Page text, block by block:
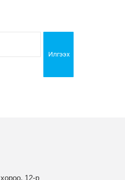
Илгээх
12-р